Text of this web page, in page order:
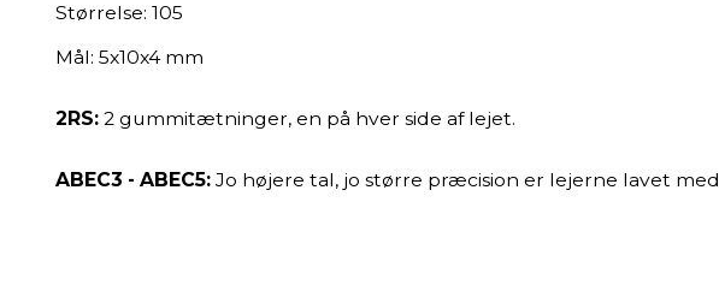
Størrelse: 105
Mål: 5x10x4 mm
2RS: 2 gummitætninger, en på hver side af lejet.
ABEC3 - ABEC5: Jo højere tal, jo større præcision er lejerne lavet